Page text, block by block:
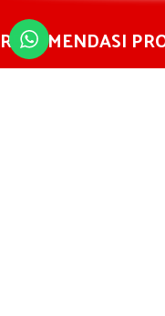
REKOMENDASI